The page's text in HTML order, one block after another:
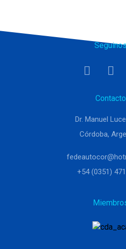
Contacto
Dr. Manuel
Córdoba,
+54 (0351)